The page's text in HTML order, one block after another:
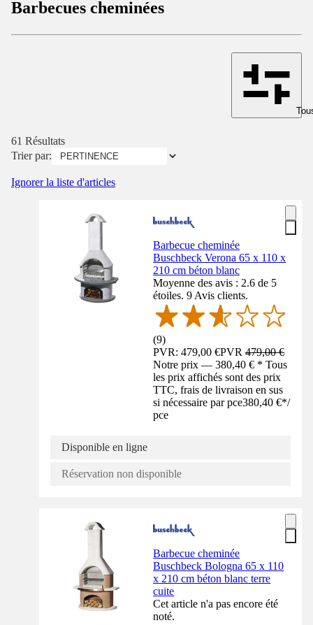
Barbecues cheminées
61 Résultats
Trier par:
Ignorer la liste d'articles
Barbecue cheminée
Buschbeck Verona 65 x 110 x
210 cm béton blanc
Moyenne des avis : 2.6 de 5
étoiles. 9 Avis clients.
(9)
PVR: 479,00 €PVR479,00 €
Notre prix — 380,40 € * Tous
les prix affichés sont des prix
TTC, frais de livraison en sus
si nécessaire par pce380,40 €*/
pce
Disponible en ligne
Réservation non disponible
Barbecue cheminée
Buschbeck Bologna 65 x 110
x 210 cm béton blanc terre
cuite
Cet article n'a pas encore été
noté.